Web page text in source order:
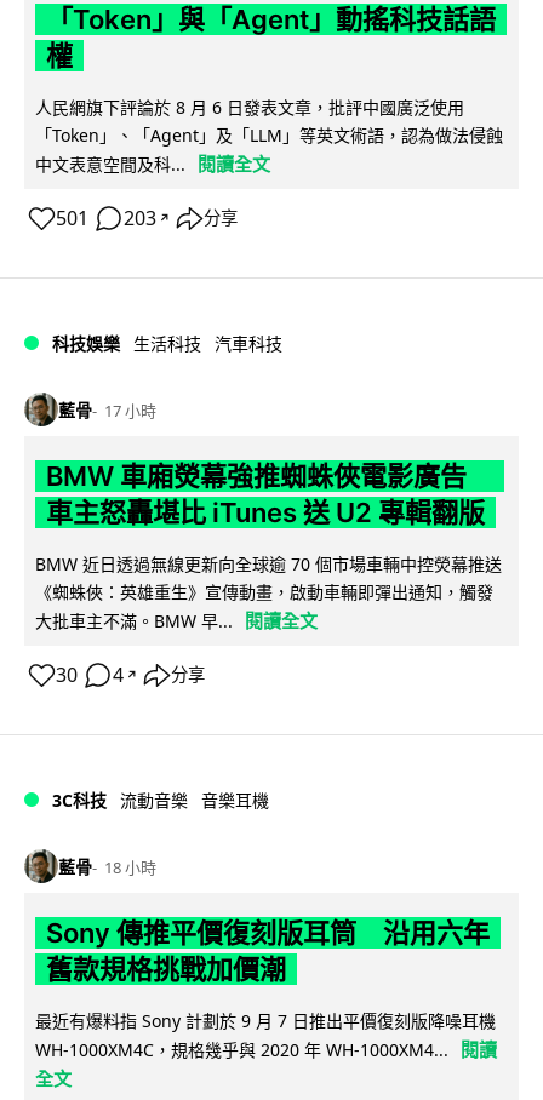
「Token」與「Agent」動搖科技話語
權
人民網旗下評論於 8 月 6 日發表文章，批評中國廣泛使用
「Token」、「Agent」及「LLM」等英文術語，認為做法侵蝕
中文表意空間及科...
閱讀全文
501 203 ↗ 分享
科技娛樂 生活科技 汽車科技
藍骨 17 小時
BMW 車廂熒幕強推蜘蛛俠電影廣告
車主怒轟堪比 iTunes 送 U2 專輯翻版
BMW 近日透過無線更新向全球逾 70 個市場車輛中控熒幕推送
《蜘蛛俠：英雄重生》宣傳動畫，啟動車輛即彈出通知，觸發
大批車主不滿。BMW 早...
閱讀全文
30 4 ↗ 分享
3C科技 流動音樂 音樂耳機
藍骨 18 小時
Sony 傳推平價復刻版耳筒 沿用六年
舊款規格挑戰加價潮
最近有爆料指 Sony 計劃於 9 月 7 日推出平價復刻版降噪耳機
WH-1000XM4C，規格幾乎與 2020 年 WH-1000XM4...
閱讀
全文